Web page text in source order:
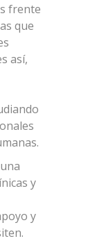
frente
que
así,
y
y